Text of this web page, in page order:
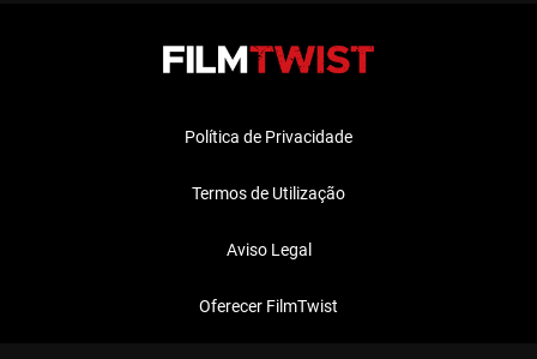
Política de Privacidade
Termos de Utilização
Aviso Legal
Oferecer FilmTwist